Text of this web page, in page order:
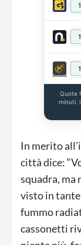
Quote
minuti.
In merito
città dice:
squadra, ma
visto in tante
fummo
cassonetti